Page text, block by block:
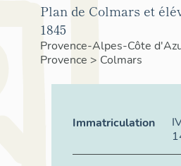
Plan de Colmars et
1845
Provence-Alpes-Côte
Provence > Colmars
Immatriculation